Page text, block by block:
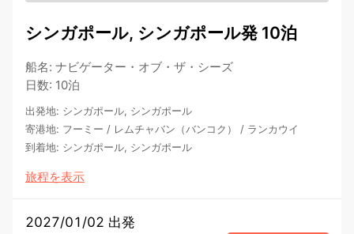
シンガポール, シンガポール発 10泊
船名: ナビゲーター・オブ・ザ・シーズ
日数: 10泊
出発地: シンガポール, シンガポール
寄港地: フーミー / レムチャバン（バンコク） / ランカウイ
到着地: シンガポール, シンガポール
旅程を表示
2027/01/02 出発